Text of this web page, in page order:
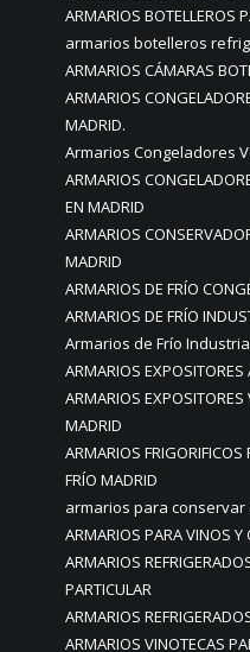
ARMARIOS BOTELLEROS
armarios botelleros
ARMARIOS CÁMARAS
ARMARIOS
MADRID.
Armarios Congeladores
ARMARIOS
EN MADRID
ARMARIOS
MADRID
ARMARIOS DE FRÍO
ARMARIOS DE FRÍO
Armarios de Frío
ARMARIOS EXPOSITORES
ARMARIOS
MADRID
ARMARIOS FRIGORIFICOS
FRÍO MADRID
armarios para conservar
ARMARIOS PARA VINOS Y
ARMARIOS
PARTICULAR
ARMARIOS
ARMARIOS VINOTECAS